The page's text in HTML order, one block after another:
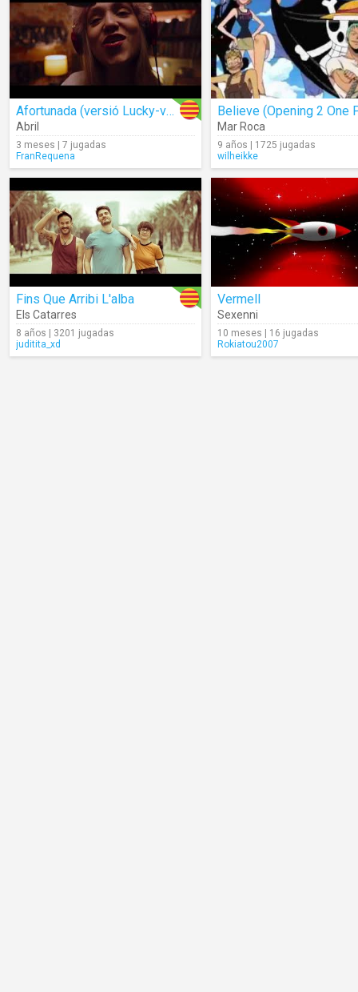
Afortunada (versió Lucky-valencià)
Abril
3 meses | 7 jugadas
FranRequena
Mar Roca
9 años | 1725 jugadas
wilheikke
Fins Que Arribi L'alba
Els Catarres
8 años | 3201 jugadas
juditita_xd
Vermell
Sexenni
10 meses | 16 jugadas
Rokiatou2007